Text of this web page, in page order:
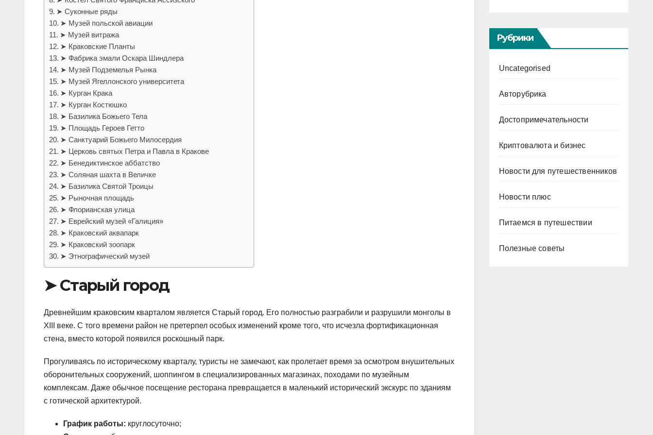
➤ Суконные ряды
➤ Музей польской авиации
➤ Музей витража
➤ Краковские Планты
➤ Фабрика эмали Оскара Шиндлера
➤ Музей Подземелья Рынка
➤ Музей Ягеллонского университета
➤ Курган Крака
➤ Курган Костюшко
➤ Базилика Божьего Тела
➤ Площадь Героев Гетто
➤ Санктуарий Божьего Милосердия
➤ Церковь святых Петра и Павла в Кракове
➤ Бенедиктинское аббатство
➤ Соляная шахта в Величке
➤ Базилика Святой Троицы
➤ Рыночная площадь
➤ Флорианская улица
➤ Еврейский музей «Галиция»
➤ Краковский аквапарк
➤ Краковский зоопарк
➤ Этнографический музей
➤ Старый город
Древнейшим краковским кварталом является Старый город. Его полностью разграбили и разрушили монголы в
XIII веке. С того времени район не претерпел особых изменений кроме того, что исчезла фортификационная
стена, вместо которой появился роскошный парк.
Прогуливаясь по историческому кварталу, туристы не замечают, как пролетает время за осмотром внушительных
оборонительных сооружений, шоппингом в специализированных магазинах, походами по музейным
комплексам. Даже обычное посещение ресторана превращается в маленький исторический экскурс по зданиям
с готической архитектурой.
График работы: круглосуточно;
Рубрики
Uncategorised
Авторубрика
Достопримечательности
Криптовалюта и бизнес
Новости для путешественников
Новости плюс
Питаемся в путешествии
Полезные советы